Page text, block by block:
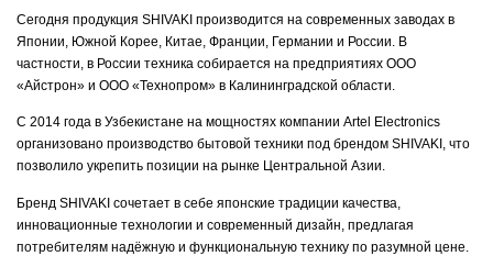
Сегодня продукция SHIVAKI производится на современных заводах в
Японии, Южной Корее, Китае, Франции, Германии и России. В
частности, в России техника собирается на предприятиях ООО
«Айстрон» и ООО «Технопром» в Калининградской области.
С 2014 года в Узбекистане на мощностях компании Artel Electronics
организовано производство бытовой техники под брендом SHIVAKI, что
позволило укрепить позиции на рынке Центральной Азии.
Бренд SHIVAKI сочетает в себе японские традиции качества,
инновационные технологии и современный дизайн, предлагая
потребителям надёжную и функциональную технику по разумной цене.